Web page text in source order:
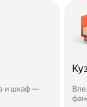
и шкаф —